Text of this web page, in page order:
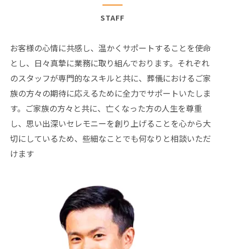
STAFF
お客様の心情に共感し、温かくサポートすることを使命
とし、日々真摯に業務に取り組んでおります。それぞれ
のスタッフが専門的なスキルと共に、葬儀におけるご家
族の方々の期待に応えるために全力でサポートいたしま
す。ご家族の方々と共に、亡くなった方の人生を尊重
し、思い出深いセレモニーを創り上げることを心から大
切にしているため、些細なことでも何なりと相談いただ
けます